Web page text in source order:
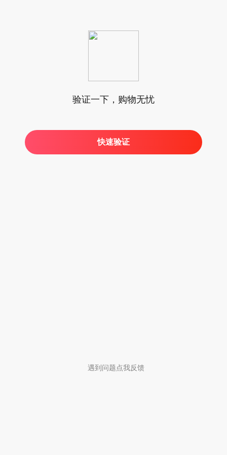
验证一下，购物无忧
快速验证
遇到问题点我反馈